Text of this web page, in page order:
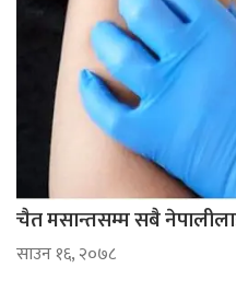
चैत मसान्तसम्म सबै
साउन १६, २०७८